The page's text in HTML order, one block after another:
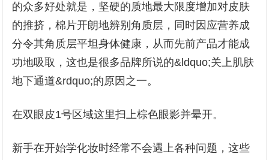
的众多好处就是，坚硬的质地最大限度增加对皮肤
的推挤，棉片开朗地辨别角质层，同时因应营养成
分令其角质层平坦身体健康，从而先前产品才能成
功地吸取，这也是很多品牌所说的&ldquo;关上肌肤
地下通道&rdquo;的原因之一。
在双眼皮1号区域这里扫上棕色眼影并晕开。
新手在开始学化妆时经常不会遇上各种问题，这些